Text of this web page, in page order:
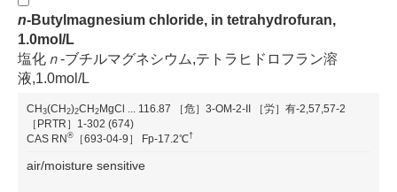
n-Butylmagnesium chloride, in tetrahydrofuran,
1.0mol/L
塩化 ｎ-ブチルマグネシウム,テトラヒドロフラン溶
液,1.0mol/L
CH 3(CH 2)2CH 2 MgCl ... 116.87 ［危］3-OM-2-II
［労］有-2,57,57-2
［PRTR］1-302 (674)
CAS RN ® ［693-04-9］ Fp-17.2℃†
air/moisture sensitive